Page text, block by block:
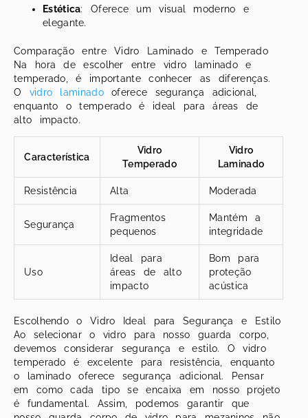
Estética: Oferece um visual moderno e
elegante.
Comparação entre Vidro Laminado e Temperado
Na hora de escolher entre vidro laminado e
temperado, é importante conhecer as diferenças.
O vidro laminadooferece segurança adicional,
enquanto o temperado é ideal para áreas de
alto impacto.
Característica
Vidro
Temperado
Vidro
Laminado
Resistência Alta Moderada
Segurança
Fragmentos
pequenos
Mantém a
integridade
Uso
Ideal para
áreas de alto
impacto
Bom para
proteção
acústica
Escolhendo o Vidro Ideal para Segurança e Estilo
Ao selecionar o vidro para nosso guarda corpo,
devemos considerar segurança e estilo. O vidro
temperado é excelente para resistência, enquanto
o laminado oferece segurança adicional. Pensar
em como cada tipo se encaixa em nosso projeto
é fundamental. Assim, podemos garantir que